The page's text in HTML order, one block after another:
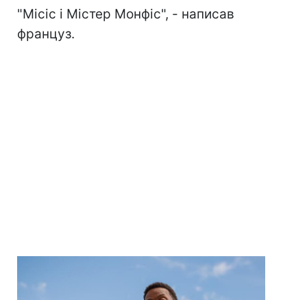
"Місіс і Містер Монфіс", - написав
француз.